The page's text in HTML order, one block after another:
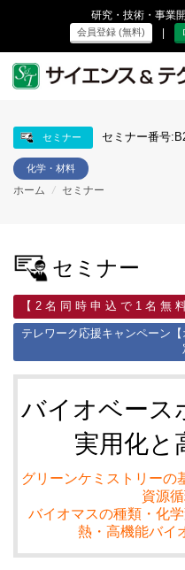
研究・技術・事業
会員登録 (無料) |
セミナー セミナー番号
化学・材料
ホーム / セミナー
セミナー
【 2 名 同 時 申 込 で 1 名 無
テレワーク応援キャンペーン
バイオベース
実用化と
グリーンケミストリーの
資源
バイオマスの種類・化
熱・高機能バイ